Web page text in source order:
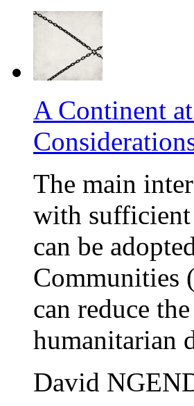
A Continent
The main
with sufficient
can be
Communities
can reduce
humanitarian
David